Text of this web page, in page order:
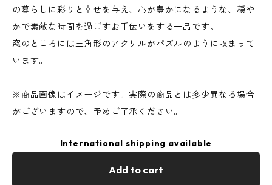
の暮らしに彩りと幸せを与え、心が豊かになるような、穏や
かで素敵な時間を過ごすお手伝いをする一品です。
窓のところには三角形のアクリルがパズルのように収まって
います。
※商品画像はイメージです。実際の商品とは多少異なる場合
がございますので、予めご了承ください。
International shipping available
Add to cart